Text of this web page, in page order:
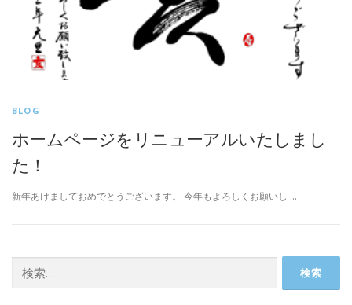
BLOG
ホームページをリニューアルいたしまし
た！
新年あけましておめでとうございます。 今年もよろしくお願いし …
索: